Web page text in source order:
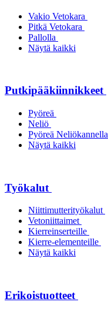
Vakio Vetokara
Pitkä Vetokara
Pallolla
Näytä kaikki
Putkipääkiinnikkeet
Pyöreä
Neliö
Pyöreä Neliökannella
Näytä kaikki
Työkalut
Niittimutterityökalut
Vetoniittaimet
Kierreinserteille
Kierre-elementeille
Näytä kaikki
Erikoistuotteet